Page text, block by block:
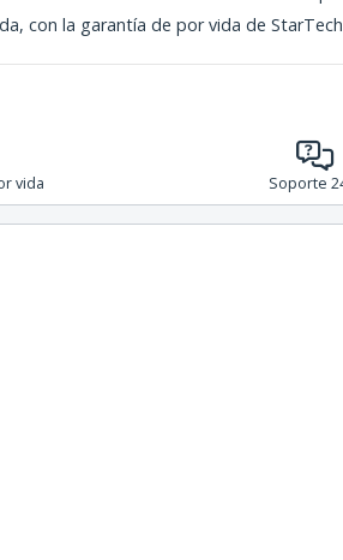
con la garantía de por vida de
vida Soporte